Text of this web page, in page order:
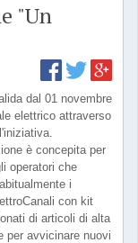
"Un
dal 01 novembre
elettrico attraverso
è concepita per
operatori che
i
con kit
di articoli di alta
per avvicinare nuovi